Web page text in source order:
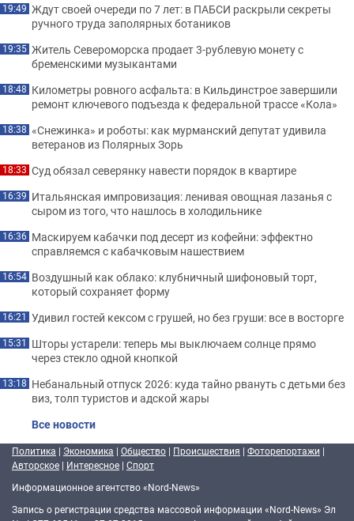
19:49 Ждут своей очереди по 7 лет: в ПАБСИ раскрыли секреты
ручного труда заполярных ботаников
19:35 Житель Североморска продает 3-рублевую монету с
бременскими музыкантами
18:48 Километры ровного асфальта: в Кильдинстрое завершили
ремонт ключевого подъезда к федеральной трассе «Кола»
18:38 «Снежинка» и роботы: как мурманский депутат удивила
ветеранов из Полярных Зорь
18:33 Суд обязал северянку навести порядок в квартире
16:39 Итальянская импровизация: ленивая овощная лазанья с
сыром из того, что нашлось в холодильнике
16:36 Маскируем кабачки под десерт из кофейни: эффектно
справляемся с кабачковым нашествием
16:54 Воздушный как облако: клубничный шифоновый торт,
который сохраняет форму
16:21 Удивил гостей кексом с грушей, но без груши: все в восторге
15:31 Шторы устарели: теперь мы выключаем солнце прямо
через стекло одной кнопкой
13:18 Небанальный отпуск 2026: куда тайно рвануть с детьми без
виз, толп туристов и адской жары
Все новости
Политика | Экономика | Общество | Происшествия | Фоторепортажи |
Авторское | Интересное | Спорт
Информационное агентство «Nord-News»
Запись о регистрации средства массовой информации «Nord-News» Эл